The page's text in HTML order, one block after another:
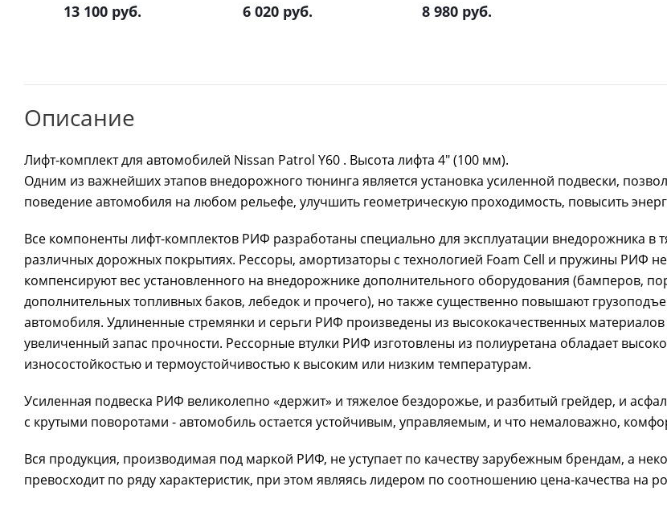
13 100 руб. 6 020 руб. 8 980 руб.
Описание
Лифт-комплект для автомобилей Nissan Patrol Y60 . Высота лифта 4" (100 мм).
Одним из важнейших этапов внедорожного тюнинга является установка усиленной подвески,
поведение автомобиля на любом рельефе, улучшить геометрическую проходимость, повысить
Все компоненты лифт-комплектов РИФ разработаны специально для эксплуатации внедорожника в
различных дорожных покрытиях. Рессоры, амортизаторы с технологией Foam Cell и пружины РИФ не
компенсируют вес установленного на внедорожнике дополнительного оборудования (бамперов,
дополнительных топливных баков, лебедок и прочего), но также существенно повышают
автомобиля. Удлиненные стремянки и серьги РИФ произведены из высококачественных
увеличенный запас прочности. Рессорные втулки РИФ изготовлены из полиуретана обладает
износостойкостью и термоустойчивостью к высоким или низким температурам.
Усиленная подвеска РИФ великолепно «держит» и тяжелое бездорожье, и разбитый грейдер, и
с крутыми поворотами - автомобиль остается устойчивым, управляемым, и что немаловажно,
Вся продукция, производимая под маркой РИФ, не уступает по качеству зарубежным брендам, а
превосходит по ряду характеристик, при этом являясь лидером по соотношению цена-качества на